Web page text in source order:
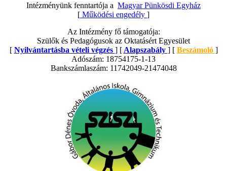
Intézményünk fenntartója a Magyar Pünkösdi Egyház
[ Működési engedély ]
Az Intézmény fő támogatója:
Szülők és Pedagógusok az Oktatásért Egyesület
[ Nyilvántartásba vételi végzés ] [ Alapszabály ] [ Beszámoló ]
Adószám: 18754175-1-13
Bankszámlaszám: 11742049-21474048